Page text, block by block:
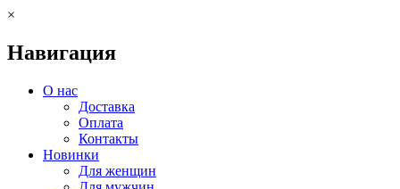
×
Навигация
О нас
Доставка
Оплата
Контакты
Новинки
Для женщин